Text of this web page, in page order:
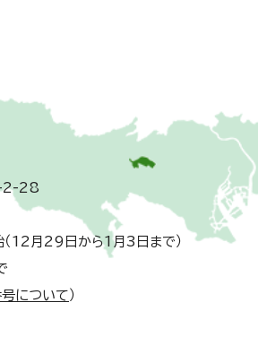
2-28
（12月29日から1月3日まで）
について ）